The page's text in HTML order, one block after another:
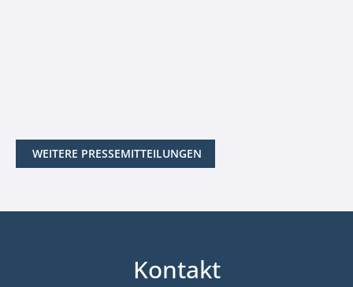
WEITERE PRESSEMITTEILUNGEN
Kontakt